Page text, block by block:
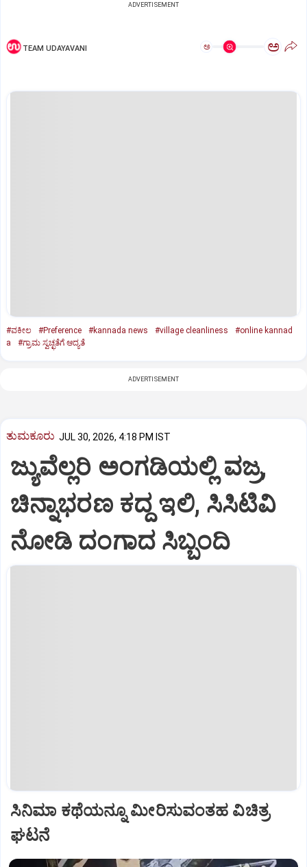
ADVERTISEMENT
TEAM UDAYAVANI ಅ ಅ
#ವಕೀಲ #Preference #kannada news #village cleanliness
#online kannad
a
#ಗ್ರಾಮ ಸ್ವಚ್ಛತೆಗೆ ಆದ್ಯತೆ
ADVERTISEMENT
ತುಮಕೂರು JUL 30, 2026, 4:18 PM IST
ಜ್ಯುವೆಲ್ಲರಿ ಅಂಗಡಿಯಲ್ಲಿ ವಜ್ರ,
ಚಿನ್ನಾಭರಣ ಕದ್ದ ಇಲಿ, ಸಿಸಿಟಿವಿ
ನೋಡಿ ದಂಗಾದ ಸಿಬ್ಬಂದಿ
ಸಿನಿಮಾ ಕಥೆಯನ್ನೂ ಮೀರಿಸುವಂತಹ ವಿಚಿತ್ರ
ಘಟನೆ